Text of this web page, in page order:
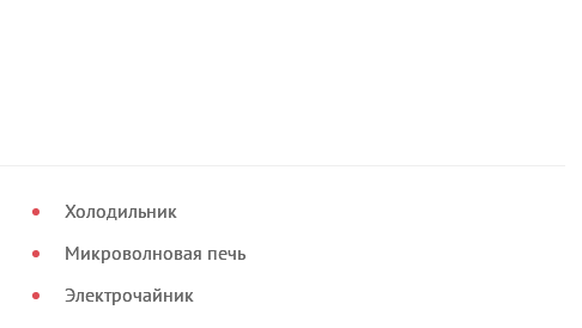
Холодильник
Микроволновая печь
Электрочайник